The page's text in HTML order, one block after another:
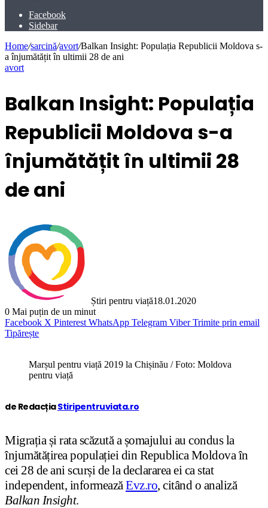
Facebook
Sidebar
Home/sarcină/avort/Balkan Insight: Populația Republicii Moldova s-
a înjumătățit în ultimii 28 de ani
avort
Balkan Insight: Populația
Republicii Moldova s-a
înjumătățit în ultimii 28
de ani
Știri pentru viață18.01.2020
0 Mai puțin de un minut
Facebook X Pinterest WhatsApp Telegram Viber Trimite prin email
Tipărește
Marșul pentru viață 2019 la Chișinău / Foto: Moldova
pentru viață
de RedacțiaStiripentruviata.ro
Migrația și rata scăzută a șomajului au condus la
înjumătățirea populației din Republica Moldova în
cei 28 de ani scurși de la declararea ei ca stat
independent, informează Evz.ro, citând o analiză
Balkan Insight.